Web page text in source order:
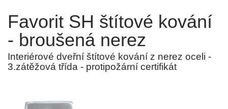
Favorit SH štítové kování
- broušená nerez
Interiérové dveřní štítové kování z nerez oceli -
3.zátěžová třída - protipožární certifikát